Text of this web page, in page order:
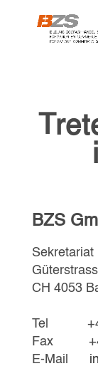
BZS
Sekretariat
CH 4053
Tel +41
Fax +41
E-Mail